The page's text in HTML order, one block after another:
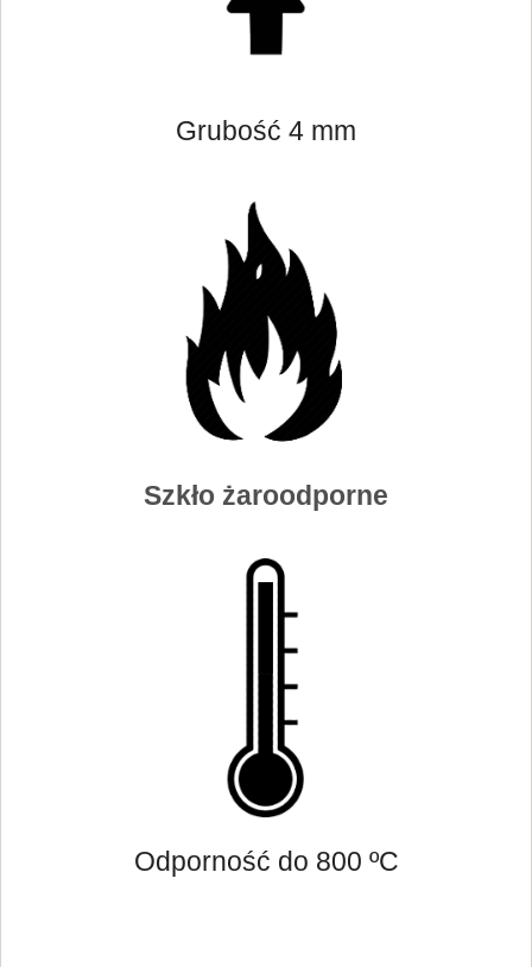
Grubość 4 mm
Szkło żaroodporne
Odporność do 800 ºC